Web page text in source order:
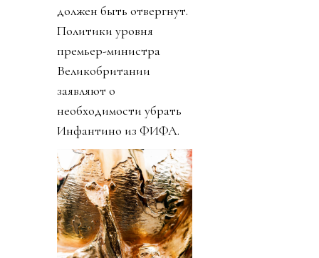
должен быть отвергнут.
Политики уровня
премьер-министра
Великобритании
заявляют о
необходимости убрать
Инфантино из ФИФА.